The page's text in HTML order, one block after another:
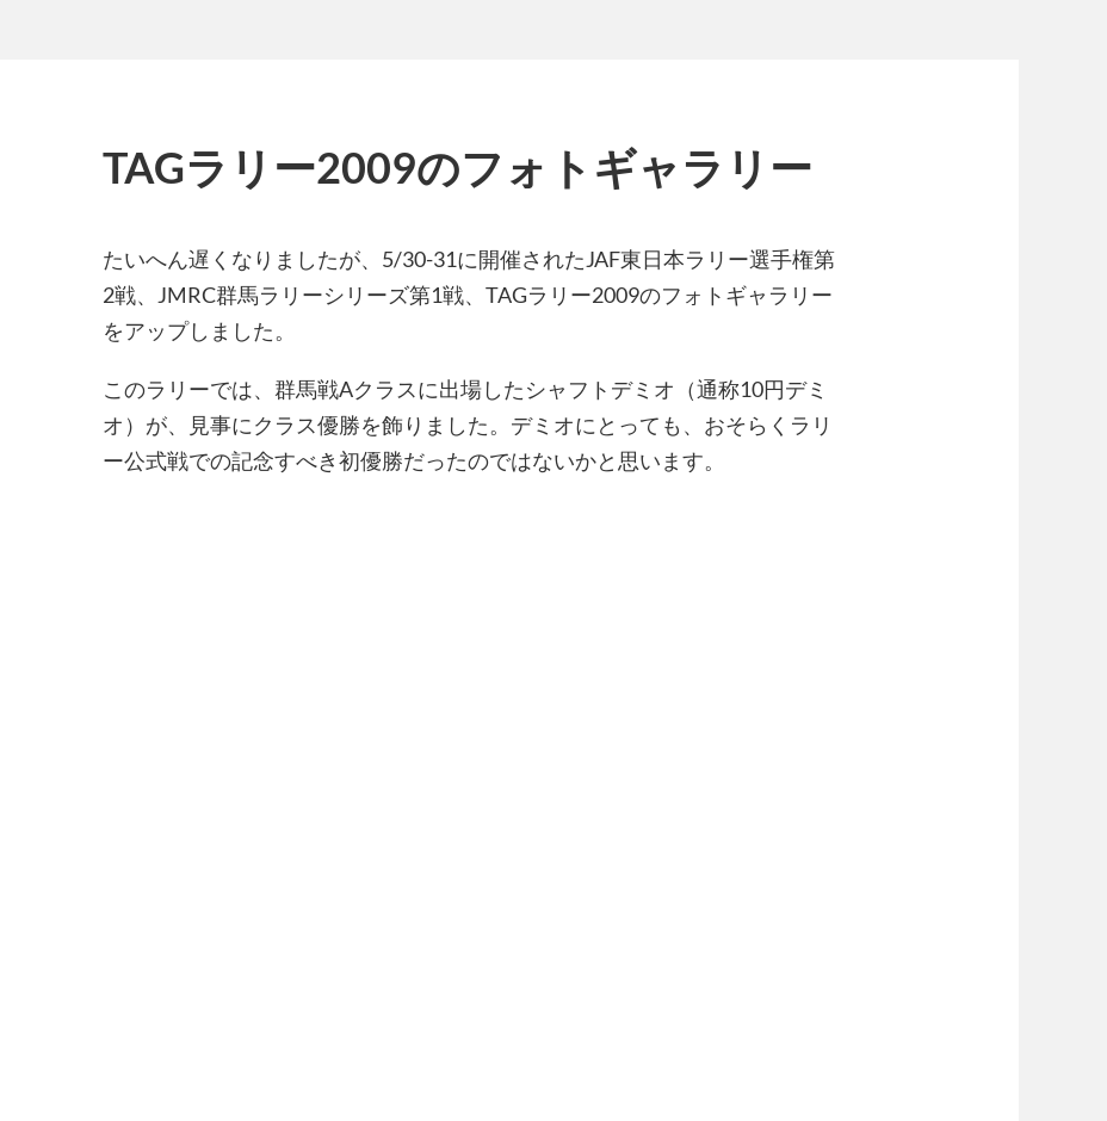
TAGラリー2009のフォトギャラリー
たいへん遅くなりましたが、5/30-31に開催されたJAF東日本ラリー選手権第
2戦、JMRC群馬ラリーシリーズ第1戦、TAGラリー2009のフォトギャラリー
をアップしました。
このラリーでは、群馬戦Aクラスに出場したシャフトデミオ（通称10円デミ
オ）が、見事にクラス優勝を飾りました。デミオにとっても、おそらくラリ
ー公式戦での記念すべき初優勝だったのではないかと思います。